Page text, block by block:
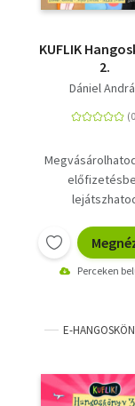
KUFLIK
2.
Dániel
Perceken
E-